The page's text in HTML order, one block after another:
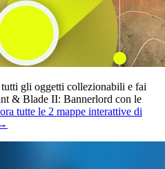
gli oggetti collezionabili e fai
& Blade II: Bannerlord con le
tutte le 2 mappe interattive di